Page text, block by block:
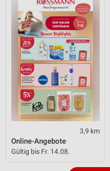
3,9 km
Online-Angebote
Gültig bis Fr. 14.08.